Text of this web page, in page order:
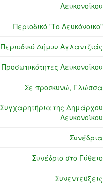
Λευκονοίκου
Περιοδικό "Το Λευκόνοικο"
Περιοδικό Δήμου Αγλαντζιάς
Προσωπικότητες Λευκονοίκου
Σε προσκυνώ, Γλώσσα
Συγχαρητήρια της Δημάρχου
Λευκονοίκου
Συνέδρια
Συνέδριο στο Γύθειο
Συνεντεύξεις